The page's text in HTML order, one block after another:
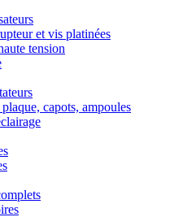
et vis platinées
tension
capots, ampoules